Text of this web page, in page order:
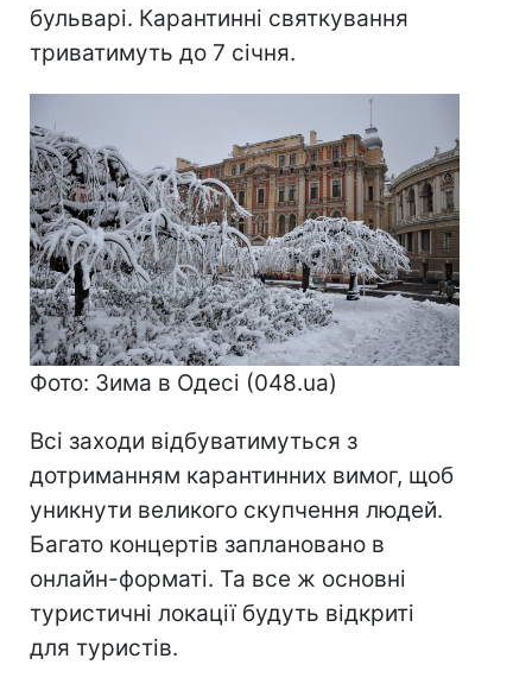
бульварі. Карантинні святкування
триватимуть до 7 січня.
Фото: Зима в Одесі (048.ua)
Всі заходи відбуватимуться з
дотриманням карантинних вимог, щоб
уникнути великого скупчення людей.
Багато концертів заплановано в
онлайн-форматі. Та все ж основні
туристичні локації будуть відкриті
для туристів.